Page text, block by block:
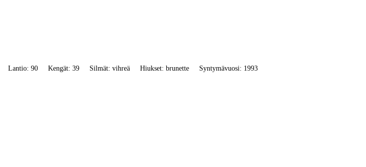
Lantio: 90 Kengät: 39 Silmät: vihreä Hiukset: brunette Syntymävuosi: 1993